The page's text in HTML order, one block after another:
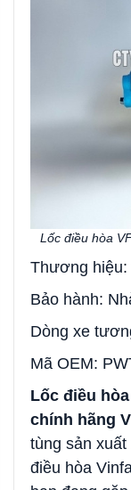
Lốc điều hòa
Thương hiệu:
Bảo hành:
Dòng xe
Mã OEM:
Lốc điều
chính hãng
tùng sản
điều hòa